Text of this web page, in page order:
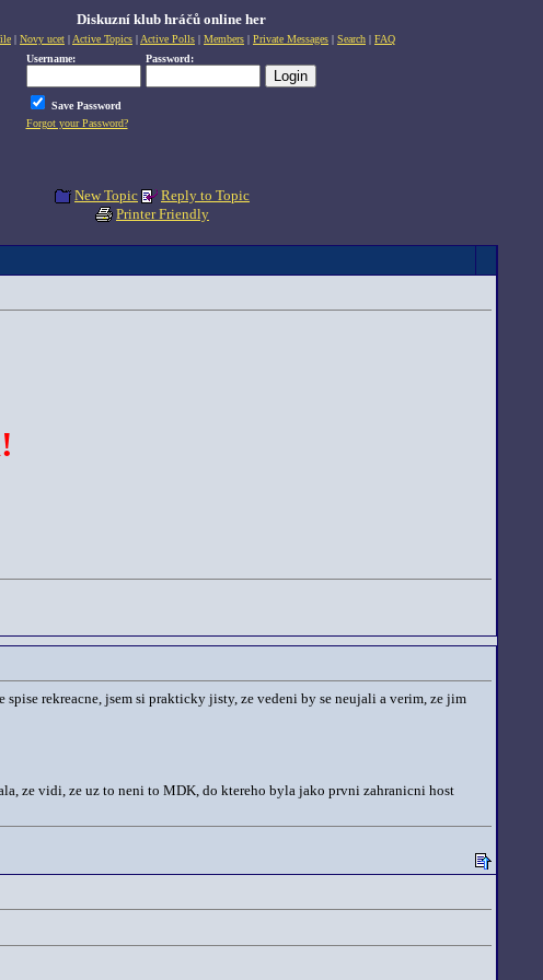
Diskuzní klub hráčů online her
| Novy ucet | Active Topics | Active Polls | Members | Private Messages | Search | FAQ
Username:
Password:
Save Password
Forgot your Password?
New Topic
Reply to Topic
Printer Friendly
rekreacne, jsem si prakticky jisty, ze vedeni by se neujali a verim, ze jim
ze vidi, ze uz to neni to MDK, do ktereho byla jako prvni zahranicni host